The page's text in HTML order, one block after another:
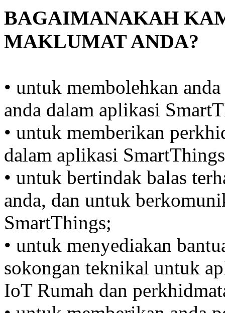
BAGAIMANAKAH
MAKLUMAT ANDA?
• untuk membolehkan
anda dalam aplikasi
• untuk memberikan
dalam aplikasi
• untuk bertindak balas
anda, dan untuk
SmartThings;
• untuk menyediakan
sokongan teknikal untuk
IoT Rumah dan